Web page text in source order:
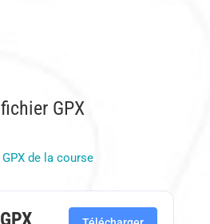
GPX
de la course